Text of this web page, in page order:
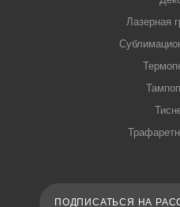
Лазерная
ПОДПИСАТЬСЯ НА